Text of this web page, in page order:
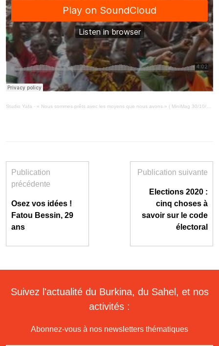
Studio Yafa · « Nous sommes prêts avec les moyens que nous avons » ( MiniMag 30/10/20)
Publication
précédente
Osez vos idées !
Fatou Bessin, 29
ans
Publication suivante
Elections 2020 :
cinq choses à
savoir sur le code
électoral
Suivez l'actualité du Burkina, du Sahel, et nos
activités :
Abonnez-vous à nos newsletters thématiques